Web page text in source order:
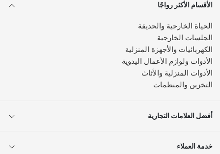
الأقسام الأكثر رواجًا
الحياة الخارجية والحديقة
الجلسات الخارجية
الكهربائيات والأجهزة المنزلية
الأدوات ولوازم الأعمال اليدوية
الأدوات المنزلية والأثاث
التخزين والمنظمات
أفضل العلامات التجارية
خدمة العملاء